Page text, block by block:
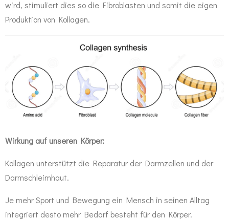
wird, stimuliert dies so die Fibroblasten und somit die eigen
Produktion von Kollagen.
Wirkung auf unseren Körper:
Kollagen unterstützt die Reparatur der Darmzellen und der
Darmschleimhaut.
Je mehr Sport und Bewegung ein Mensch in seinen Alltag
integriert desto mehr Bedarf besteht für den Körper.